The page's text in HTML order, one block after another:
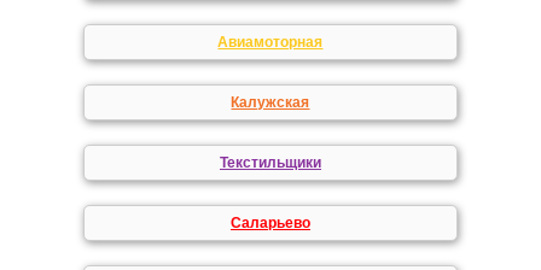
Авиамоторная
Калужская
Текстильщики
Саларьево